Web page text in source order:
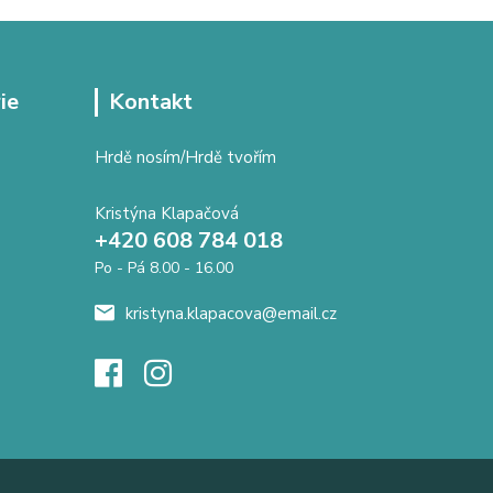
Kontakt
Hrdě nosím/Hrdě tvořím
Kristýna Klapačová
+420 608 784 018
Po - Pá 8.00 - 16.00
kristyna.klapacova@email.cz